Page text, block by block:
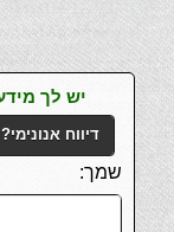
יש לך מידע
דיווח אנונימי?
שמך: